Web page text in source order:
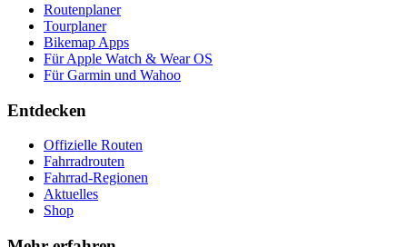
Routenplaner
Tourplaner
Bikemap Apps
Für Apple Watch & Wear OS
Für Garmin und Wahoo
Entdecken
Offizielle Routen
Fahrradrouten
Fahrrad-Regionen
Aktuelles
Shop